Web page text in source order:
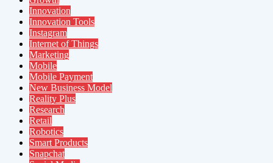
Innovation
Innovation Tools
Instagram
Internet of Things
Marketing
Mobile
Mobile Payment
New Business Model
Reality Plus
Research
Retail
Robotics
Smart Products
Snapchat